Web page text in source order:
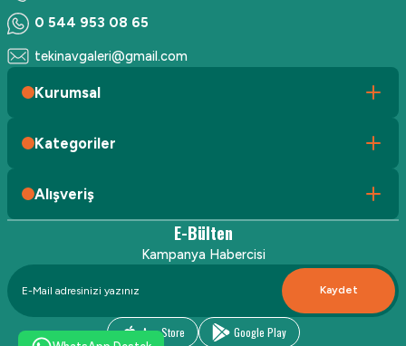
0 544 953 08 65
tekinavgaleri@gmail.com
Kurumsal
Kategoriler
Alışveriş
E-Bülten
Kampanya Habercisi
Kaydet
App Store Google Play